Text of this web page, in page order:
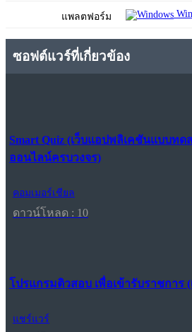
แพลตฟอร์ม
ซอฟต์แวร์ที่เกี่ยวข้อง
Smart Quiz (เว็บแอปพลิเคชันแบบท
ออนไลน์ครบวงจร)
คอมเมอร์เชียล
ดาวน์โหลด : 10
โปรแกรมติวสอบ เพื่อเข้ารับราชการ
แชร์แวร์